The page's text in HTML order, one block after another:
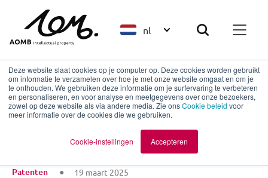
Deze website slaat cookies op je computer op. Deze cookies worden gebruikt
om informatie te verzamelen over hoe je met onze website omgaat en om je
te onthouden. We gebruiken deze informatie om je surfervaring te verbeteren
en personaliseren, en voor analyse en meetgegevens over onze bezoekers,
zowel op deze website als via andere media. Zie onsCookie beleid voor
meer informatie over de cookies die we gebruiken.
Cookie-instellingen Accepteren
nl
Terug naar overzicht
Plankgas!
Patenten 19 maart 2025